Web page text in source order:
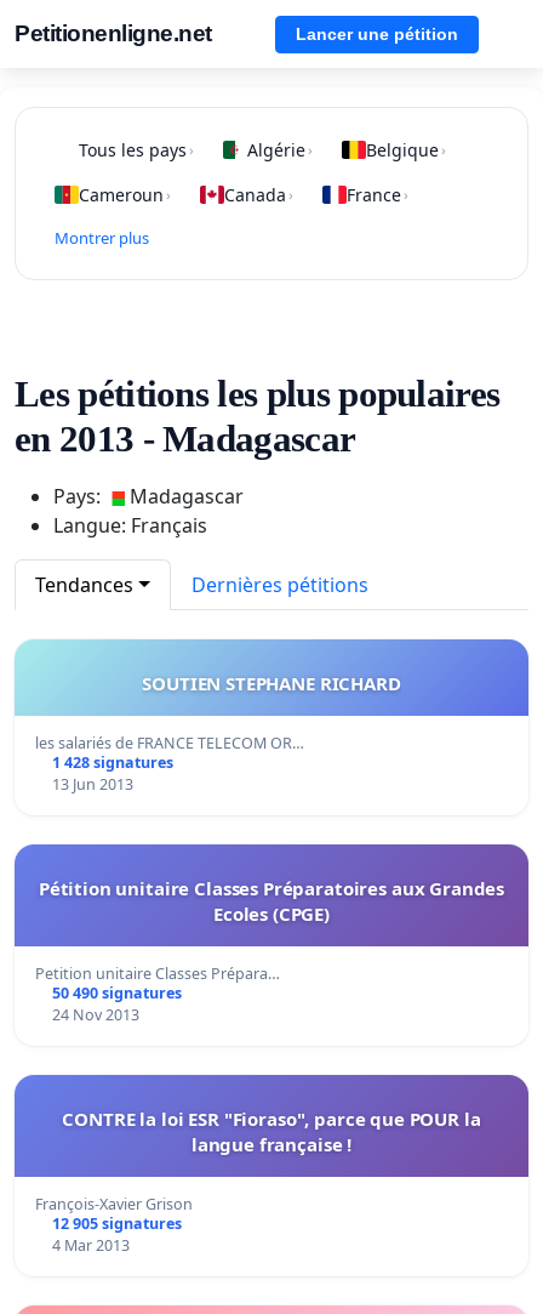
Petitionenligne.net Lancer une pétition
Tous les pays › Algérie› Belgique›
Cameroun › Canada › France›
Montrer plus
Les pétitions les plus populaires
en 2013 - Madagascar
Pays:
Madagascar
Langue: Français
Tendances Dernières pétitions
SOUTIEN STEPHANE RICHARD
les salariés de FRANCE TELECOM OR…
1 428 signatures
13 Jun 2013
Pétition unitaire Classes Préparatoires aux Grandes
Ecoles (CPGE)
Petition unitaire Classes Prépara…
50 490 signatures
24 Nov 2013
CONTRE la loi ESR "Fioraso", parce que POUR la
langue française !
François-Xavier Grison
12 905 signatures
4 Mar 2013